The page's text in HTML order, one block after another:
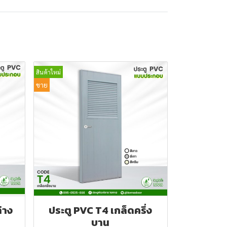
ง
สินค้าใหม่
ขาย
ประตู PVC T4 เกล็ดครึ่ง
บาน